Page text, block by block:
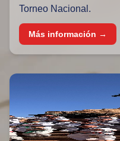
Torneo Nacional.
Más información →